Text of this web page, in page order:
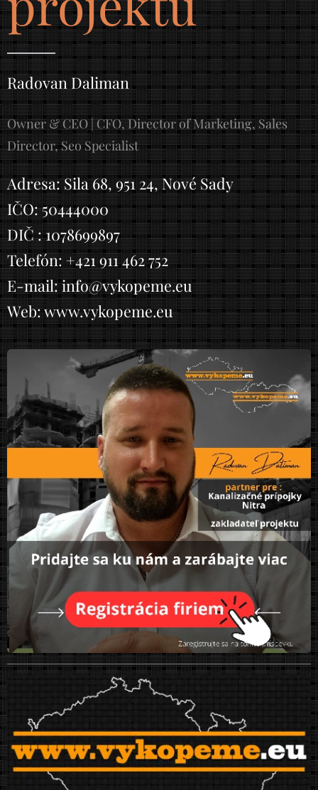
Radovan Daliman
Owner & CEO | CFO, Director of Marketing, Sales
Director, Seo Specialist
Adresa: Sila 68, 951 24, Nové Sady
IČO: 50444000
DIČ : 1078699897
Telefón: +421 911 462 752
E-mail: info@vykopeme.eu
Web: www.vykopeme.eu